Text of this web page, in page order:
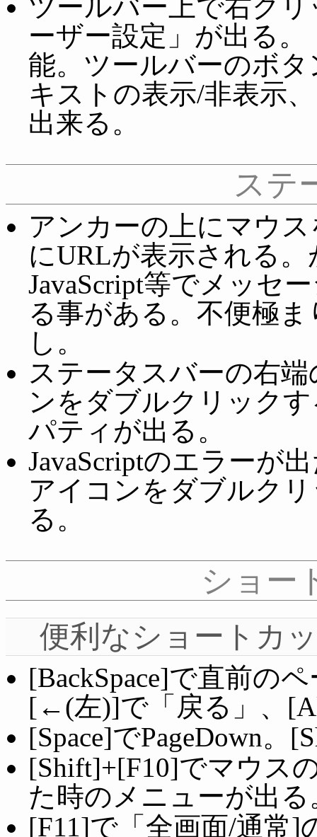
ツールバー上で右ク
ーザー設定」が出る
能。ツールバーのボ
キストの表示/非表示
出来る。
ステ
アンカーの上にマウ
にURLが表示される
JavaScript等でメッセ
る事がある。不便極
し。
ステータスバーの右
ンをダブルクリック
パティが出る。
JavaScriptのエラーが
アイコンをダブルク
る。
ショー
便利なショートカ
[BackSpace]で直前の
[←(左)]で「戻る」、
[Space]でPageDown。
[Shift]+[F10]でマウス
た時のメニューが出る
[F11]で「全画面/通常]